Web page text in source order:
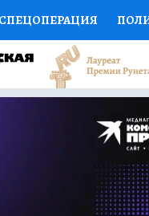
СПЕЦОПЕРАЦИЯ
НАУКА СПОРТ
ДОКТОР
ПРОГНОЗЫ НА СПОРТ